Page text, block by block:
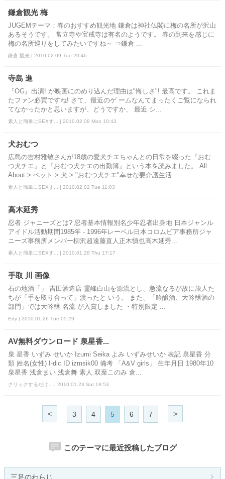
鎌倉観光 梅
JUGEMテーマ：春のおすすめ観光地 鎌倉は神社仏閣に梅の名所が沢山
あるそうです。 常立寺や宝戒寺は有名のようです。 春の到来を感じに
梅の名所巡りをしてみたいですね～ ⇒鎌倉 ...
鎌倉 観光 | 2010.02.09 Tue 20:46
寺島 進
『OG』出演! が映画にのめり込んだ理由は"悔しさ"! 最高です。 これま
たファン必買ですね! さて、最近のゲ ームなんてまったくご覧になられ
てなかったかと思いますが、どうですか、 最近 シ...
素人と簡単にSEXす... | 2010.02.08 Mon 10:43
犬おむつ
広島の吉村雅敏さんが18歳の愛犬チエちゃんとの日常を綴った『おむ
つ犬チエ』と『おむつ犬チエの出勤簿』という本を読みました。 All
About > ペット > 犬 > "おむつ犬チエ"幸せな要介護生活...
素人と簡単にSEXす... | 2010.02.02 Tue 11:03
高木延秀
忍者 ジャニーズとは? 忍者基本情報別名少年忍者出身地 日本ジャンル
アイドル活動期間1985年 - 1996年レーベル日本コロムビア事務所ジャ
ニーズ事務所メンバー柳沢超遠藤直人正木慎也高木延秀...
素人と簡単にSEXす... | 2010.01.28 Thu 17:17
手取 川 画像
石の地酒「」 吉田酒造店 霊峰白山を源流とし、急流なるが故に旅人た
ちが「手を取り合って」渡ったと いう。 また、「吟醸酒、大吟醸酒の
部門」では大吟醸 名流 が入賞しました ・特別限定 ...
Edy | 2010.01.26 Tue 05:29
AV無料ダウンロード 泉星香...
泉 星香 いずみ せいか Izumi Seika よみ いずみせいか 表記 泉星香 分
類 姓名(女性) I-dic ID izmsik00 備考 「A&V girls」 生年月日 1980年10
泉星香 浅倉まい 浅倉舞 素人 双葉このみ 倉...
クリックするだけ... | 2010.01.23 Sat 19:53
< 3 4 5 6 7 >
このテーマに最近投稿したブログ
三足のわらじ